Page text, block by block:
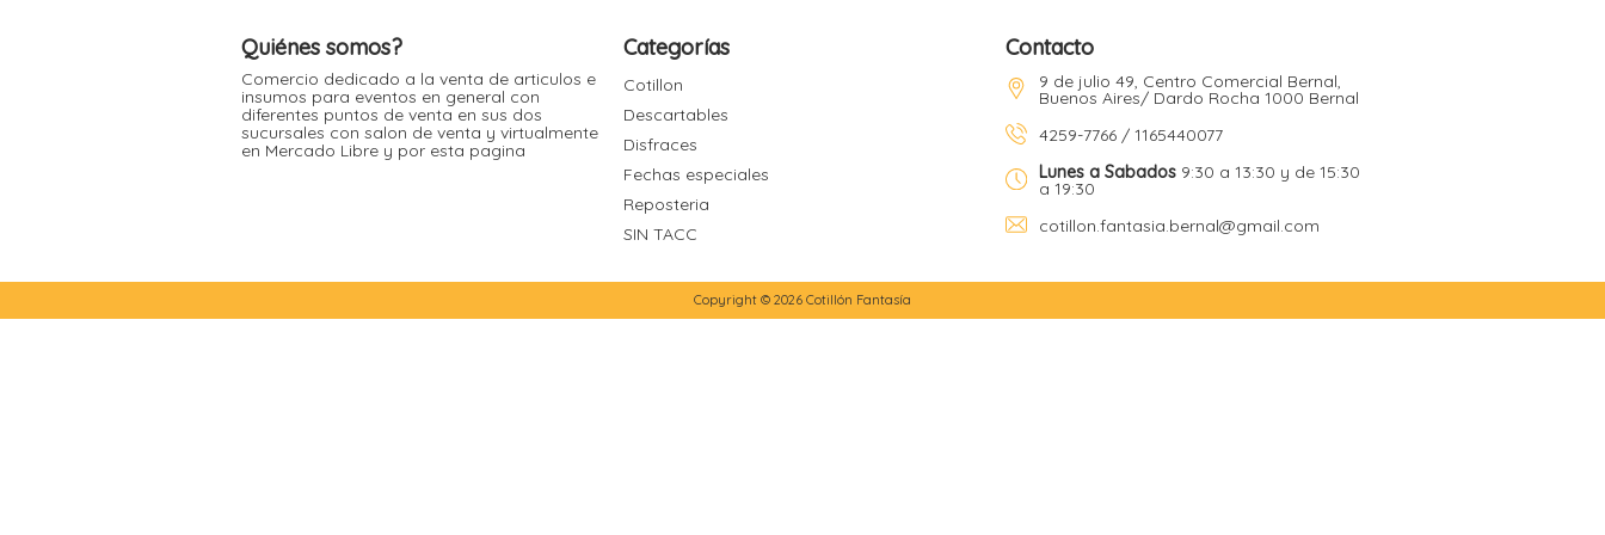
Navidad
Pascuas
Pirotines
Pre-mezclas
Velas y bengalas
Quiénes somos?
Comercio dedicado a la venta de articulos e
insumos para eventos en general con
diferentes puntos de venta en sus dos
sucursales con salon de venta y virtualmente
en Mercado Libre y por esta pagina
Categorías
Cotillon
Descartables
Disfraces
Fechas especiales
Reposteria
SIN TACC
Contacto
9 de julio 49, Centro Comercial Bernal,
Buenos Aires/ Dardo Rocha 1000 Bernal
4259-7766 / 1165440077
Lunes a Sabados9:30 a 13:30 y de 15:30
a 19:30
cotillon.fantasia.bernal@gmail.com
Copyright © 2026 Cotillón Fantasía